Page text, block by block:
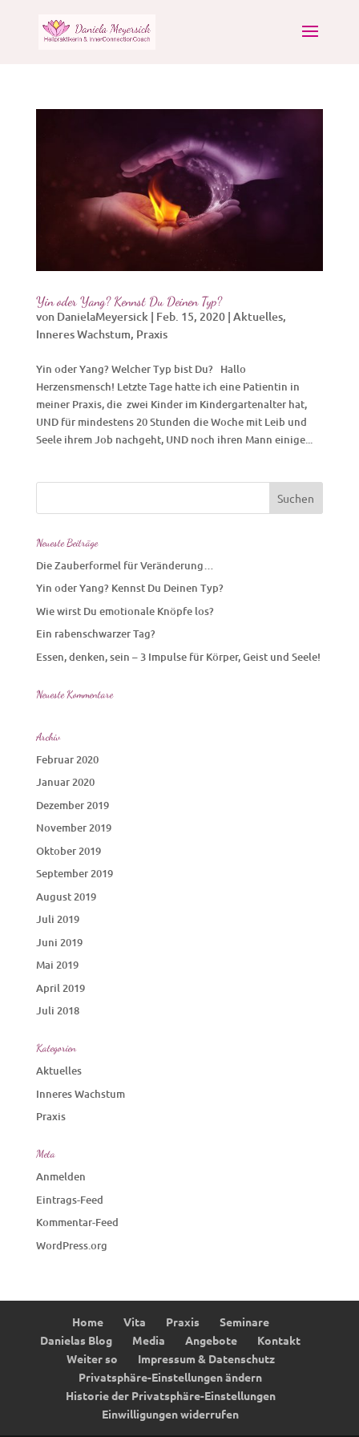
Yin oder Yang? Kennst Du Deinen Typ?
von DanielaMeyersick | Feb. 15, 2020| Aktuelles,
Inneres Wachstum, Praxis
Yin oder Yang? Welcher Typ bist Du? Hallo
Herzensmensch! Letzte Tage hatte ich eine Patientin in
meiner Praxis, die zwei Kinder im Kindergartenalter hat,
UND für mindestens 20 Stunden die Woche mit Leib und
Seele ihrem Job nachgeht, UND noch ihren Mann einige...
Neueste Beiträge
Die Zauberformel für Veränderung…
Yin oder Yang? Kennst Du Deinen Typ?
Wie wirst Du emotionale Knöpfe los?
Ein rabenschwarzer Tag?
Essen, denken, sein – 3 Impulse für Körper, Geist und Seele!
Neueste Kommentare
Archiv
Februar 2020
Januar 2020
Dezember 2019
November 2019
Oktober 2019
September 2019
August 2019
Juli 2019
Juni 2019
Mai 2019
April 2019
Juli 2018
Kategorien
Aktuelles
Inneres Wachstum
Praxis
Meta
Anmelden
Eintrags-Feed
Kommentar-Feed
WordPress.org
Home Vita Praxis
Seminare
Danielas Blog
Media Angebote
Kontakt
Weiter so
Impressum & Datenschutz
Privatsphäre-Einstellungen ändern
Historie der Privatsphäre-Einstellungen
Einwilligungen widerrufen